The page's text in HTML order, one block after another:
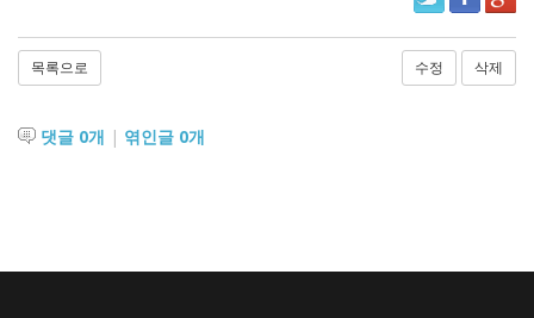
목록으로 수정 삭제
댓글 0개 | 엮인글 0개